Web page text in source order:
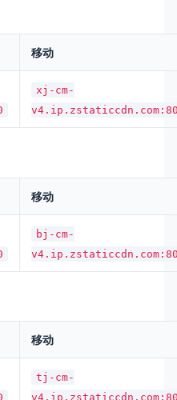
移动
xj-cm-
移动
bj-cm-
移动
tj-cm-